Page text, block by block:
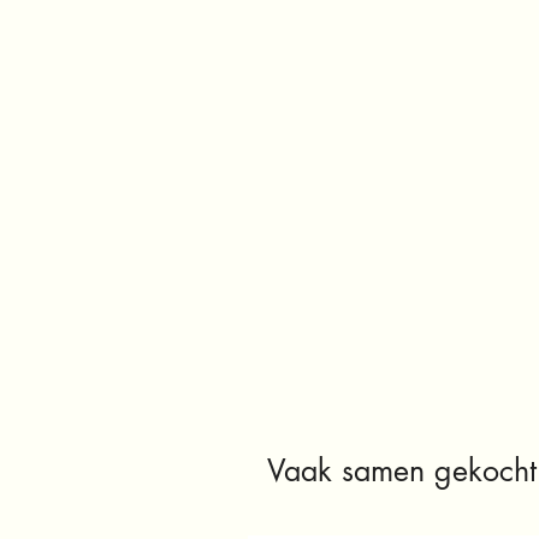
Vaak samen gekocht